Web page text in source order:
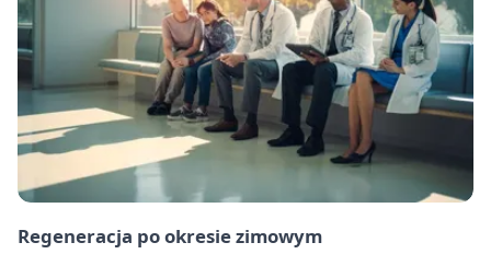
Regeneracja po okresie zimowym